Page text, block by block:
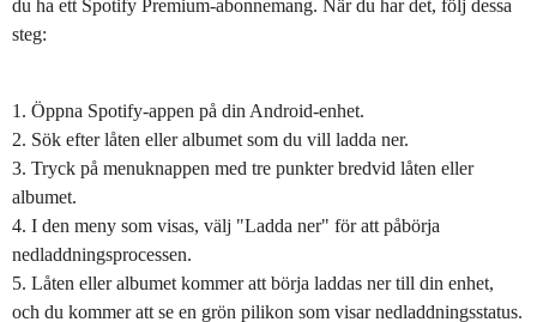
du ha ett Spotify Premium-abonnemang. När du har det, följ dessa
steg:
1. Öppna Spotify-appen på din Android-enhet.
2. Sök efter låten eller albumet som du vill ladda ner.
3. Tryck på menuknappen med tre punkter bredvid låten eller
albumet.
4. I den meny som visas, välj "Ladda ner" för att påbörja
nedladdningsprocessen.
5. Låten eller albumet kommer att börja laddas ner till din enhet,
och du kommer att se en grön pilikon som visar nedladdningsstatus.